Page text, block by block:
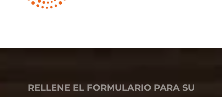
RELLENE EL FORMULARIO PARA SU